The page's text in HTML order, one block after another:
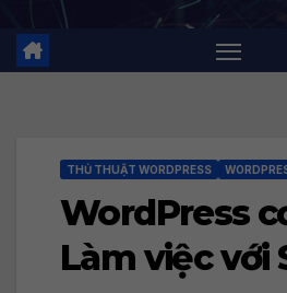
THỦ THUẬT WORDPRESS
WordPress
Làm việc với